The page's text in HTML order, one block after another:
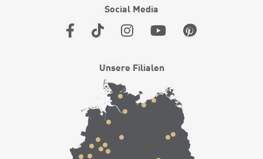
Social Media
Unsere Filialen